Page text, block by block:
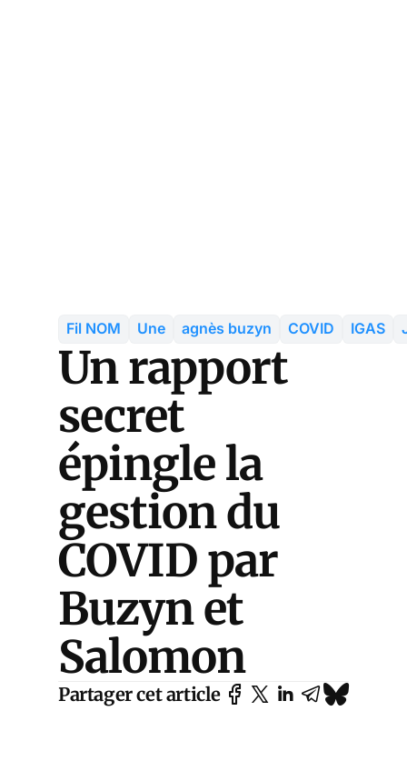
Fil NOM Une agnès buzyn COVID IGAS
Un rapport
secret
épingle la
gestion du
COVID par
Buzyn et
Salomon
Partager cet article